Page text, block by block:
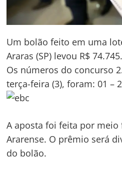
Um bolão feito em uma
Araras (SP) levou R$
Os números do concurso
terça-feira (3), foram: 01 –
A aposta foi feita por meio
Ararense. O prêmio será
do bolão.